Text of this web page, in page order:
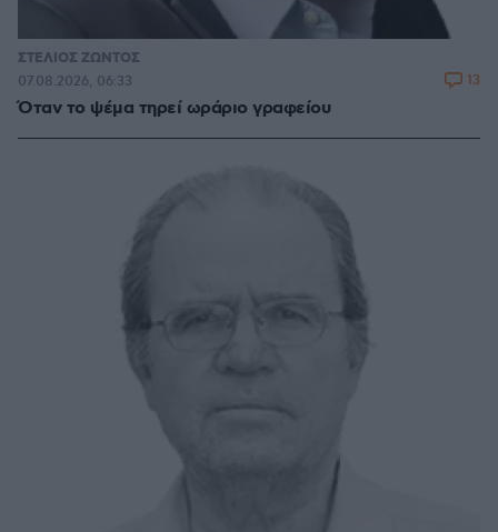
ΣΤΕΛΙΟΣ ΖΩΝΤΟΣ
Όταν το ψέμα τηρεί ωράριο γραφείου
07.08.2026, 06:33 13